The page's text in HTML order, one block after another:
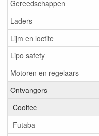
Gereedschappen
Laders
Lijm en loctite
Lipo safety
Motoren en regelaars
Ontvangers
Cooltec
Futaba